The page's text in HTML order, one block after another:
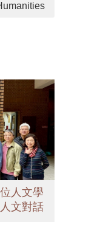
人文學
文對話